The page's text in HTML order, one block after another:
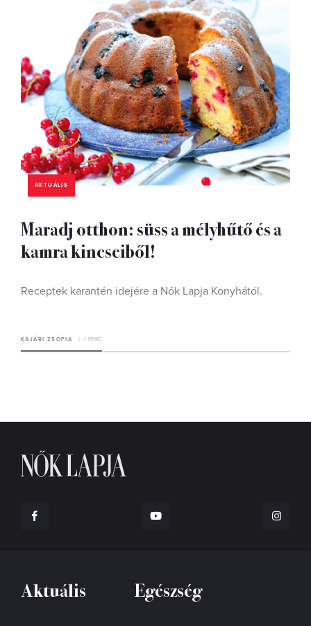
AKTUÁLIS
Maradj otthon: süss a mélyhűtő és a
kamra kincseiből!
Receptek karantén idejére a Nők Lapja Konyhától.
KAJÁRI ZSÓFIA 1 PERC
Aktuális Egészség